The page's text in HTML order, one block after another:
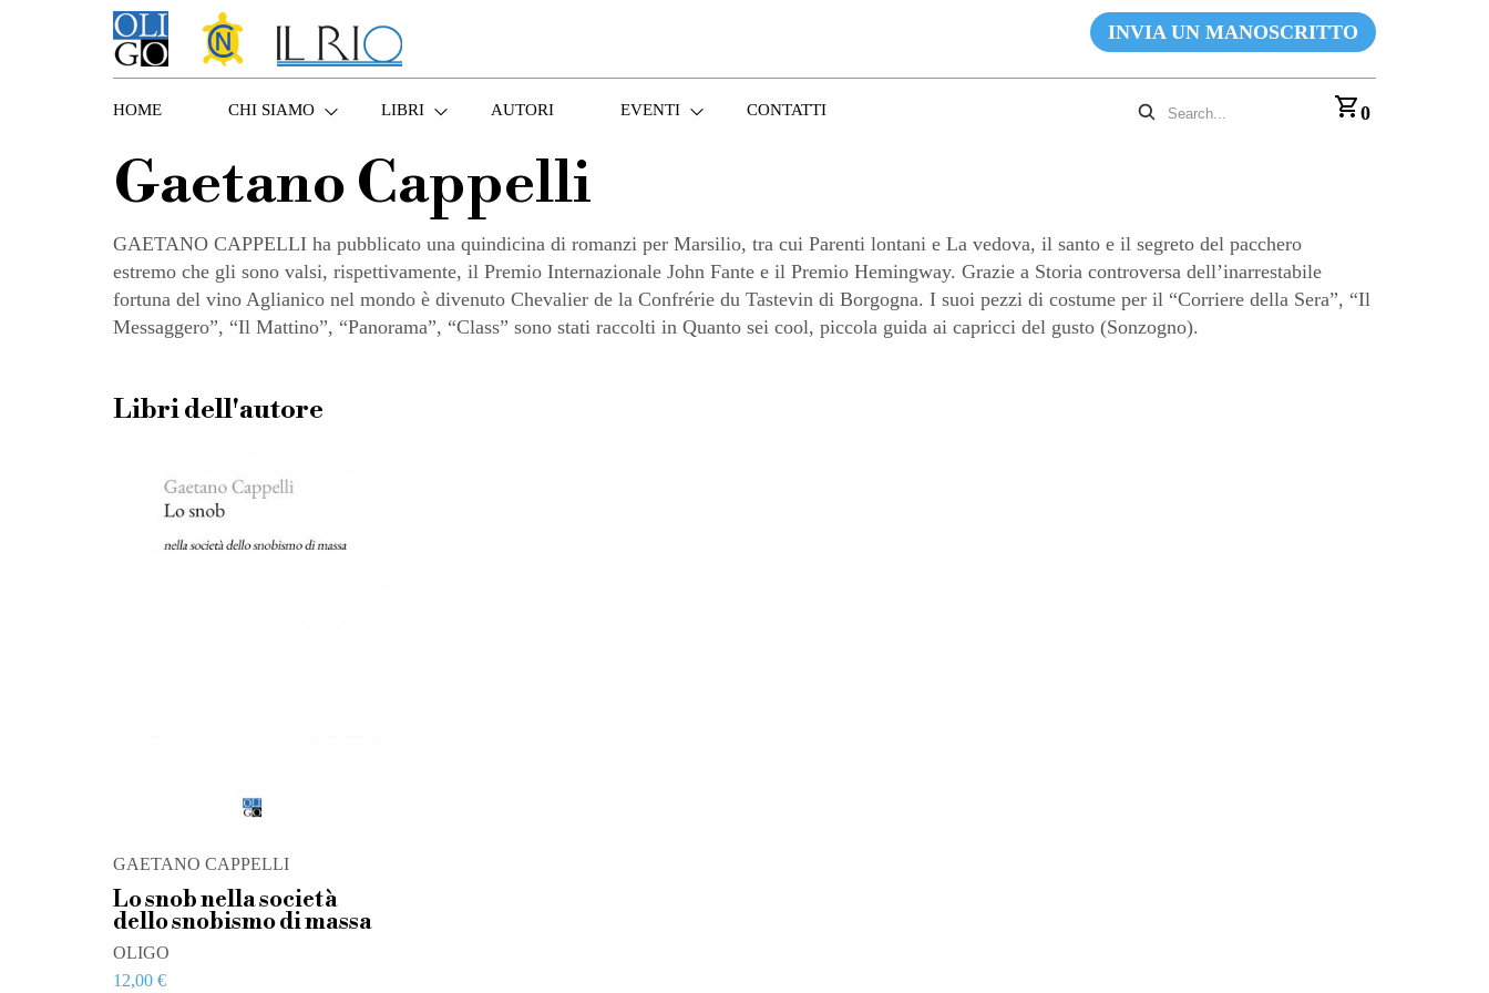
INVIA UN MANOSCRITTO
HOME CHI SIAMO LIBRI AUTORI EVENTI CONTATTI 0
Gaetano Cappelli
GAETANO CAPPELLI ha pubblicato una quindicina di romanzi per Marsilio, tra cui Parenti lontani e La vedova, il santo e il segreto del pacchero
estremo che gli sono valsi, rispettivamente, il Premio Internazionale John Fante e il Premio Hemingway. Grazie a Storia controversa dell’inarrestabile
fortuna del vino Aglianico nel mondo è divenuto Chevalier de la Confrérie du Tastevin di Borgogna. I suoi pezzi di costume per il “Corriere della Sera”, “Il
Messaggero”, “Il Mattino”, “Panorama”, “Class” sono stati raccolti in Quanto sei cool, piccola guida ai capricci del gusto (Sonzogno).
Libri dell'autore
GAETANO CAPPELLI
Lo snob nella società
dello snobismo di massa
OLIGO
12,00 €